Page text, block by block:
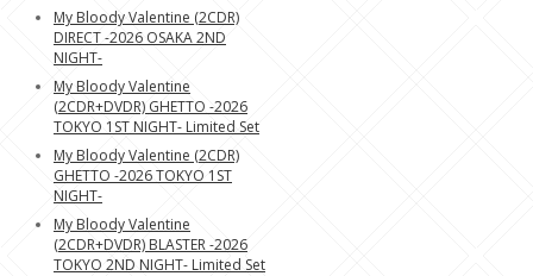
My Bloody Valentine (2CDR)
DIRECT -2026 OSAKA 2ND
NIGHT-
My Bloody Valentine
(2CDR+DVDR) GHETTO -2026
TOKYO 1ST NIGHT- Limited Set
My Bloody Valentine (2CDR)
GHETTO -2026 TOKYO 1ST
NIGHT-
My Bloody Valentine
(2CDR+DVDR) BLASTER -2026
TOKYO 2ND NIGHT- Limited Set